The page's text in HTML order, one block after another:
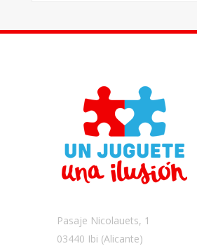
Pasaje Nicolauets, 1
03440 Ibi (Alicante)